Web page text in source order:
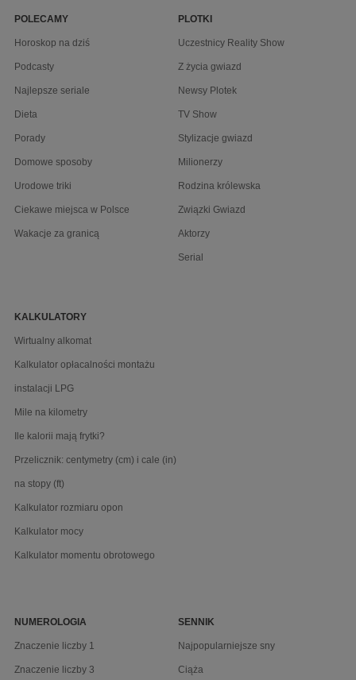
POLECAMY
Horoskop na dziś
Podcasty
Najlepsze seriale
Dieta
Porady
Domowe sposoby
Urodowe triki
Ciekawe miejsca w Polsce
Wakacje za granicą
PLOTKI
Uczestnicy Reality Show
Z życia gwiazd
Newsy Plotek
TV Show
Stylizacje gwiazd
Milionerzy
Rodzina królewska
Związki Gwiazd
Aktorzy
Serial
KALKULATORY
Wirtualny alkomat
Kalkulator opłacalności montażu
instalacji LPG
Mile na kilometry
Ile kalorii mają frytki?
Przelicznik: centymetry (cm) i cale (in)
na stopy (ft)
Kalkulator rozmiaru opon
Kalkulator mocy
Kalkulator momentu obrotowego
NUMEROLOGIA
Znaczenie liczby 1
Znaczenie liczby 3
SENNIK
Najpopularniejsze sny
Ciąża